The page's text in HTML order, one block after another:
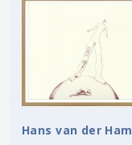
Hans van der Ham